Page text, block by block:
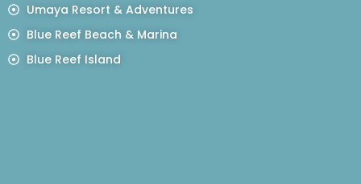
Umaya Resort & Adventures
Blue Reef Beach & Marina
Blue Reef Island